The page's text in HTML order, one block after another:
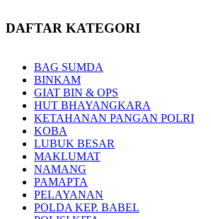
DAFTAR KATEGORI
BAG SUMDA
BINKAM
GIAT BIN & OPS
HUT BHAYANGKARA
KETAHANAN PANGAN POLRI
KOBA
LUBUK BESAR
MAKLUMAT
NAMANG
PAMAPTA
PELAYANAN
POLDA KEP. BABEL